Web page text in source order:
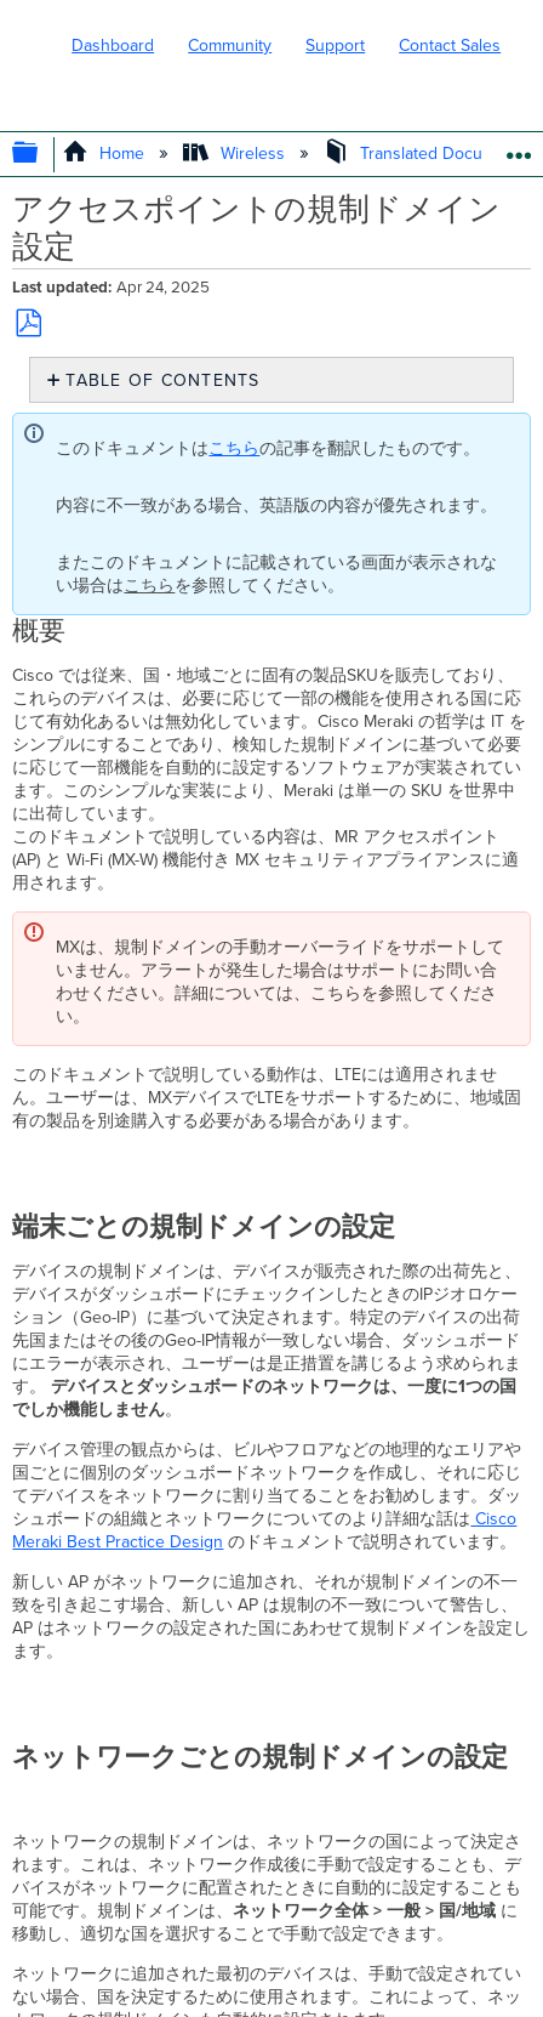
Dashboard Community Support Contact Sales
EXPAND/COLLAPSE GLOBAL
Home Wireless Translated Documents
アクセスポイントの規制ドメイン
設定
Last updated Apr 24, 2025
Save
PDF
TABLE OF CONTENTS
概
ご
の
規
イ
ン
の
設
定
ネ
ッ
ト
ワ
ー
と
の
規
制
ド
メ
イ
ン
制
メ
イ
ン
の
強
制
動
手
動
設
定
ア
ラ
ー
このドキュメントはこちらの記事を翻訳したものです。
内容に不一致がある場合、英語版の内容が優先されます。
またこのドキュメントに記載されている画面が表示されな
い場合はこちらを参照してください。
概要
Cisco では従来、国・地域ごとに固有の製品SKUを販売しており、
これらのデバイスは、必要に応じて一部の機能を使用される国に応
じて有効化あるいは無効化しています。Cisco Meraki の哲学は IT を
シンプルにすることであり、検知した規制ドメインに基づいて必要
に応じて一部機能を自動的に設定するソフトウェアが実装されてい
ます。このシンプルな実装により、Meraki は単一の SKU を世界中
に出荷しています。
このドキュメントで説明している内容は、MR アクセスポイント
(AP) と Wi-Fi (MX-W) 機能付き MX セキュリティアプライアンスに適
用されます。
MXは、規制ドメインの手動オーバーライドをサポートして
いません。アラートが発生した場合はサポートにお問い合
わせください。詳細については、こちらを参照してくださ
い。
このドキュメントで説明している動作は、LTEには適用されませ
ん。ユーザーは、MXデバイスでLTEをサポートするために、地域固
有の製品を別途購入する必要がある場合があります。
端末ごとの規制ドメインの設定
デバイスの規制ドメインは、デバイスが販売された際の出荷先と、
デバイスがダッシュボードにチェックインしたときのIPジオロケー
ション（Geo-IP）に基づいて決定されます。特定のデバイスの出荷
先国またはその後のGeo-IP情報が一致しない場合、ダッシュボード
にエラーが表示され、ユーザーは是正措置を講じるよう求められま
す。
デバイスとダッシュボードのネットワークは、一度に1つの国
でしか機能しません。
デバイス管理の観点からは、ビルやフロアなどの地理的なエリアや
国ごとに個別のダッシュボードネットワークを作成し、それに応じ
てデバイスをネットワークに割り当てることをお勧めします。ダッ
シュボードの組織とネットワークについてのより詳細な話は Cisco
Meraki Best Practice Design のドキュメントで説明されています。
新しい AP がネットワークに追加され、それが規制ドメインの不一
致を引き起こす場合、新しい AP は規制の不一致について警告し、
AP はネットワークの設定された国にあわせて規制ドメインを設定し
ます。
ネットワークごとの規制ドメインの設定
ネットワークの規制ドメインは、ネットワークの国によって決定さ
れます。これは、ネットワーク作成後に手動で設定することも、デ
バイスがネットワークに配置されたときに自動的に設定することも
可能です。規制ドメインは、ネットワーク全体 > 一般 > 国/地域 に
移動し、適切な国を選択することで手動で設定できます。
ネットワークに追加された最初のデバイスは、手動で設定されてい
ない場合、国を決定するために使用されます。これによって、ネッ